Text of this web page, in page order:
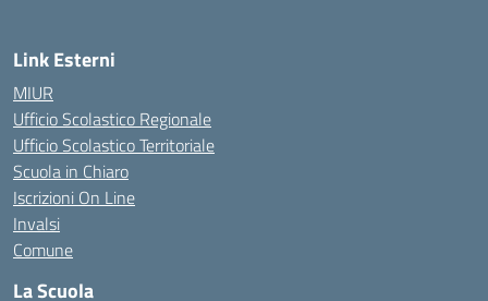
Link Esterni
MIUR
Ufficio Scolastico Regionale
Ufficio Scolastico Territoriale
Scuola in Chiaro
Iscrizioni On Line
Invalsi
Comune
La Scuola